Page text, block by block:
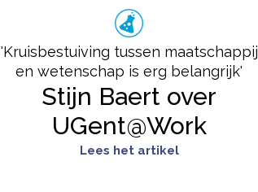
'Kruisbestuiving tussen maatschappij
en wetenschap is erg belangrijk'
Stijn Baert over
UGent@Work
Lees het artikel